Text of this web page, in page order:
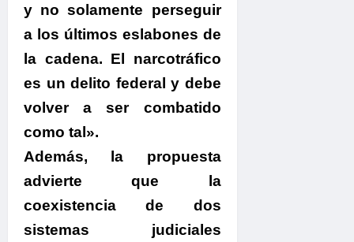
y no solamente perseguir
a los últimos eslabones de
la cadena. El narcotráfico
es un delito federal y debe
volver a ser combatido
como tal».
Además, la propuesta
advierte que la
coexistencia de dos
sistemas judiciales